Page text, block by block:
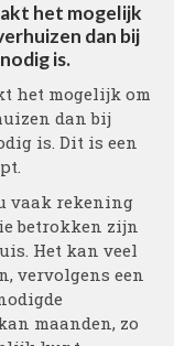
het mogelijk
dan bij
is.
het mogelijk om
dan bij
is. Dit is een
vaak rekening
betrokken zijn
Het kan veel
vervolgens een
maanden, zo